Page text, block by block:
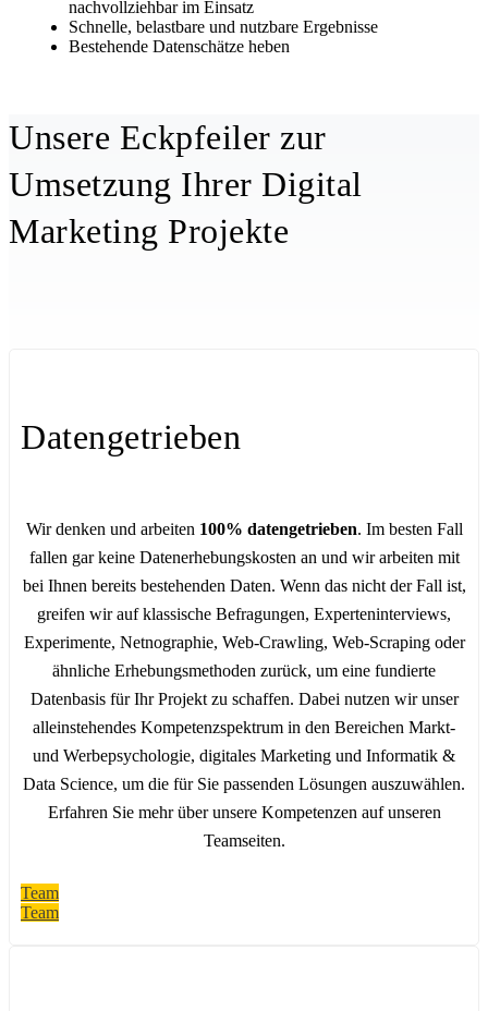
nachvollziehbar im Einsatz
Schnelle, belastbare und nutzbare Ergebnisse
Bestehende Datenschätze heben
Unsere Eckpfeiler zur
Umsetzung Ihrer Digital
Marketing Projekte
Datengetrieben
Wir denken und arbeiten 100% datengetrieben. Im besten Fall
fallen gar keine Datenerhebungskosten an und wir arbeiten mit
bei Ihnen bereits bestehenden Daten. Wenn das nicht der Fall ist,
greifen wir auf klassische Befragungen, Experteninterviews,
Experimente, Netnographie, Web-Crawling, Web-Scraping oder
ähnliche Erhebungsmethoden zurück, um eine fundierte
Datenbasis für Ihr Projekt zu schaffen. Dabei nutzen wir unser
alleinstehendes Kompetenzspektrum in den Bereichen Markt-
und Werbepsychologie, digitales Marketing und Informatik &
Data Science, um die für Sie passenden Lösungen auszuwählen.
Erfahren Sie mehr über unsere Kompetenzen auf unseren
Teamseiten.
Team
Team